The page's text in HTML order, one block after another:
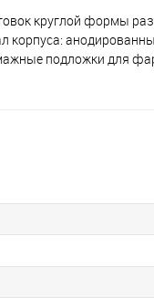
круглой формы
подложки для